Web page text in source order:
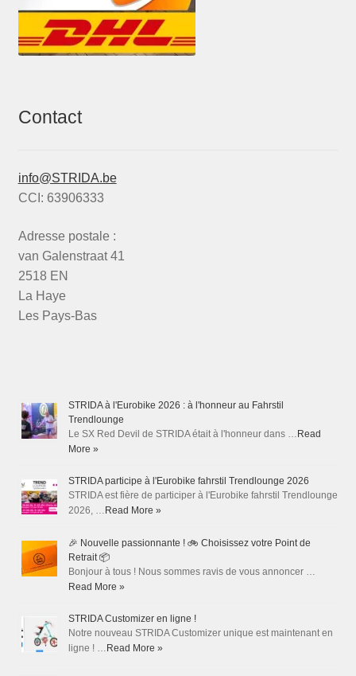
Contact
info@STRIDA.be
CCI: 63906333
Adresse postale :
van Galenstraat 41
2518 EN
La Haye
Les Pays-Bas
STRIDA à l'Eurobike 2026 : à l'honneur au Fahrstil
Trendlounge
Le SX Red Devil de STRIDA était à l'honneur dans … Read
More »
STRIDA participe à l'Eurobike fahrstil Trendlounge 2026
STRIDA est fière de participer à l'Eurobike fahrstil Trendlounge
2026, … Read More »
🎉 Nouvelle passionnante ! 🚲 Choisissez votre Point de
Retrait 📦
Bonjour à tous ! Nous sommes ravis de vous annoncer …
Read More »
STRIDA Customizer en ligne !
Notre nouveau STRIDA Customizer unique est maintenant en
ligne ! … Read More »